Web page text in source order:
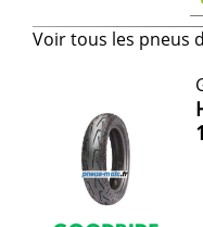
Voir tous les pneus